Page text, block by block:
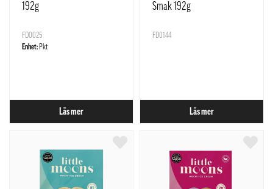
192g
FD0025
Enhet: Pkt
Läs mer
Smak 192g
FD0144
Läs mer